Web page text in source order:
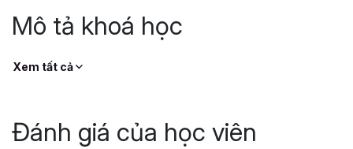
Mô tả khoá học
Xem tất cả
Đánh giá của học viên